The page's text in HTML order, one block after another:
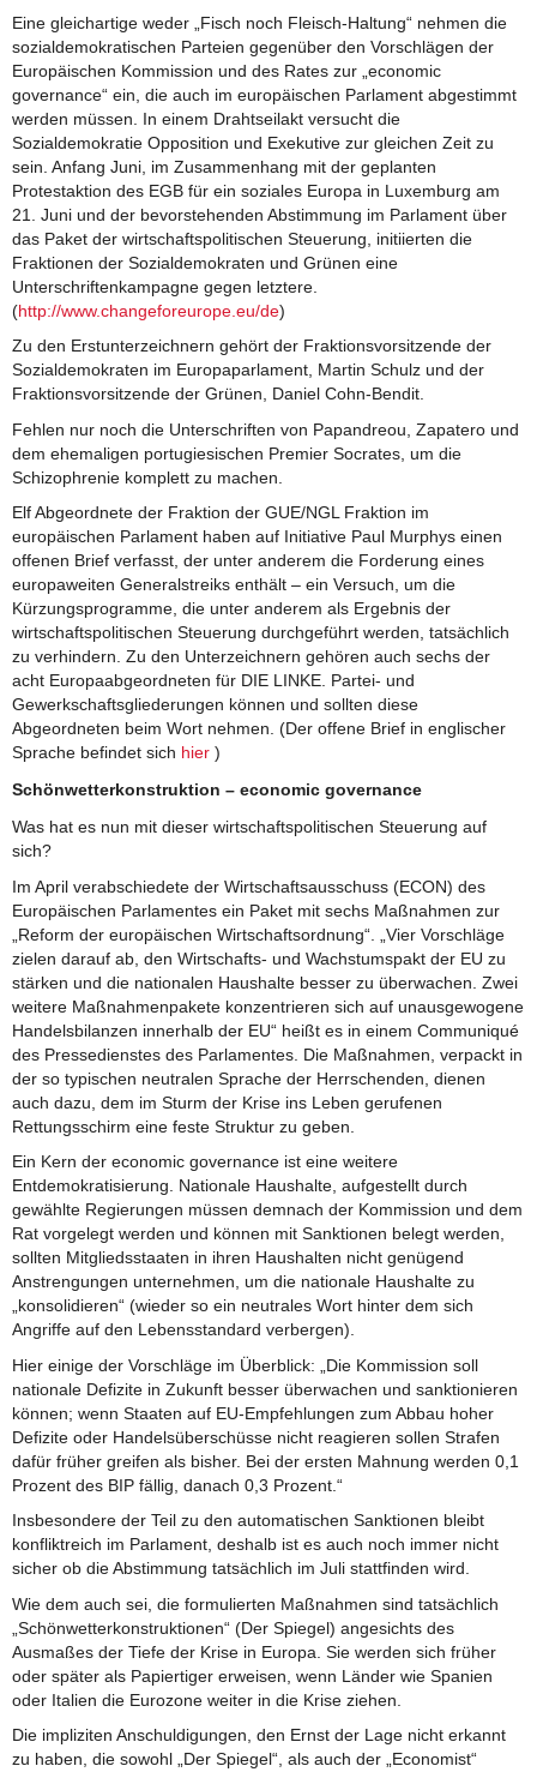
Eine gleichartige weder „Fisch noch Fleisch-Haltung“ nehmen die
sozialdemokratischen Parteien gegenüber den Vorschlägen der
Europäischen Kommission und des Rates zur „economic
governance“ ein, die auch im europäischen Parlament abgestimmt
werden müssen. In einem Drahtseilakt versucht die
Sozialdemokratie Opposition und Exekutive zur gleichen Zeit zu
sein. Anfang Juni, im Zusammenhang mit der geplanten
Protestaktion des EGB für ein soziales Europa in Luxemburg am
21. Juni und der bevorstehenden Abstimmung im Parlament über
das Paket der wirtschaftspolitischen Steuerung, initiierten die
Fraktionen der Sozialdemokraten und Grünen eine
Unterschriftenkampagne gegen letztere.
(http://www.changeforeurope.eu/de)
Zu den Erstunterzeichnern gehört der Fraktionsvorsitzende der
Sozialdemokraten im Europaparlament, Martin Schulz und der
Fraktionsvorsitzende der Grünen, Daniel Cohn-Bendit.
Fehlen nur noch die Unterschriften von Papandreou, Zapatero und
dem ehemaligen portugiesischen Premier Socrates, um die
Schizophrenie komplett zu machen.
Elf Abgeordnete der Fraktion der GUE/NGL Fraktion im
europäischen Parlament haben auf Initiative Paul Murphys einen
offenen Brief verfasst, der unter anderem die Forderung eines
europaweiten Generalstreiks enthält – ein Versuch, um die
Kürzungsprogramme, die unter anderem als Ergebnis der
wirtschaftspolitischen Steuerung durchgeführt werden, tatsächlich
zu verhindern. Zu den Unterzeichnern gehören auch sechs der
acht Europaabgeordneten für DIE LINKE. Partei- und
Gewerkschaftsgliederungen können und sollten diese
Abgeordneten beim Wort nehmen. (Der offene Brief in englischer
Sprache befindet sich hier )
Schönwetterkonstruktion – economic governance
Was hat es nun mit dieser wirtschaftspolitischen Steuerung auf
sich?
Im April verabschiedete der Wirtschaftsausschuss (ECON) des
Europäischen Parlamentes ein Paket mit sechs Maßnahmen zur
„Reform der europäischen Wirtschaftsordnung“. „Vier Vorschläge
zielen darauf ab, den Wirtschafts- und Wachstumspakt der EU zu
stärken und die nationalen Haushalte besser zu überwachen. Zwei
weitere Maßnahmenpakete konzentrieren sich auf unausgewogene
Handelsbilanzen innerhalb der EU“ heißt es in einem Communiqué
des Pressedienstes des Parlamentes. Die Maßnahmen, verpackt in
der so typischen neutralen Sprache der Herrschenden, dienen
auch dazu, dem im Sturm der Krise ins Leben gerufenen
Rettungsschirm eine feste Struktur zu geben.
Ein Kern der economic governance ist eine weitere
Entdemokratisierung. Nationale Haushalte, aufgestellt durch
gewählte Regierungen müssen demnach der Kommission und dem
Rat vorgelegt werden und können mit Sanktionen belegt werden,
sollten Mitgliedsstaaten in ihren Haushalten nicht genügend
Anstrengungen unternehmen, um die nationale Haushalte zu
„konsolidieren“ (wieder so ein neutrales Wort hinter dem sich
Angriffe auf den Lebensstandard verbergen).
Hier einige der Vorschläge im Überblick: „Die Kommission soll
nationale Defizite in Zukunft besser überwachen und sanktionieren
können; wenn Staaten auf EU-Empfehlungen zum Abbau hoher
Defizite oder Handelsüberschüsse nicht reagieren sollen Strafen
dafür früher greifen als bisher. Bei der ersten Mahnung werden 0,1
Prozent des BIP fällig, danach 0,3 Prozent.“
Insbesondere der Teil zu den automatischen Sanktionen bleibt
konfliktreich im Parlament, deshalb ist es auch noch immer nicht
sicher ob die Abstimmung tatsächlich im Juli stattfinden wird.
Wie dem auch sei, die formulierten Maßnahmen sind tatsächlich
„Schönwetterkonstruktionen“ (Der Spiegel) angesichts des
Ausmaßes der Tiefe der Krise in Europa. Sie werden sich früher
oder später als Papiertiger erweisen, wenn Länder wie Spanien
oder Italien die Eurozone weiter in die Krise ziehen.
Die impliziten Anschuldigungen, den Ernst der Lage nicht erkannt
zu haben, die sowohl „Der Spiegel“, als auch der „Economist“